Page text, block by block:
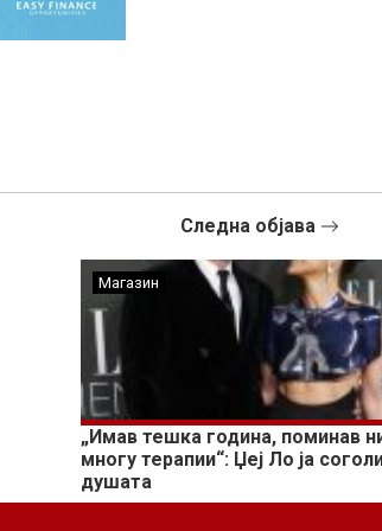
Следна објава
Магазин
„Имав тешка година, поминав
многу терапии“: Џеј Ло ја
душата